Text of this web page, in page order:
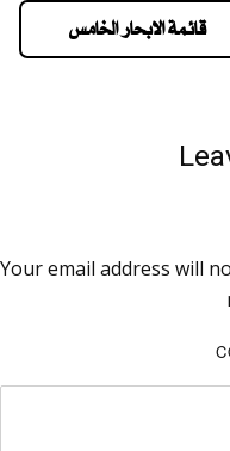
قائمة الابحار الخامس
Your email address will